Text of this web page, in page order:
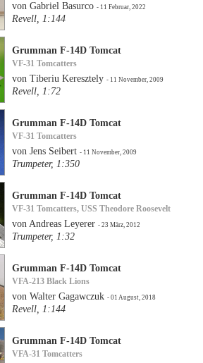
von Gabriel Basurco- 11 Februar, 2022
Revell, 1:144
Grumman F-14D Tomcat
VF-31 Tomcatters
von Tiberiu Keresztely- 11 November, 2009
Revell, 1:72
Grumman F-14D Tomcat
VF-31 Tomcatters
von Jens Seibert- 11 November, 2009
Trumpeter, 1:350
Grumman F-14D Tomcat
VF-31 Tomcatters, USS Theodore Roosevelt
von Andreas Leyerer- 23 März, 2012
Trumpeter, 1:32
Grumman F-14D Tomcat
VFA-213 Black Lions
von Walter Gagawczuk- 01 August, 2018
Revell, 1:144
Grumman F-14D Tomcat
VFA-31 Tomcatters